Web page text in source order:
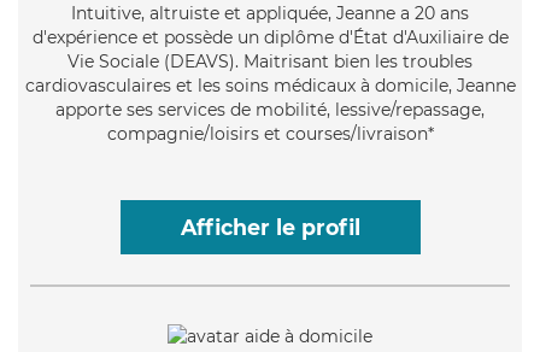
Intuitive, altruiste et appliquée, Jeanne a 20 ans
d'expérience et possède un diplôme d'État d'Auxiliaire de
Vie Sociale (DEAVS). Maitrisant bien les troubles
cardiovasculaires et les soins médicaux à domicile, Jeanne
apporte ses services de mobilité, lessive/repassage,
compagnie/loisirs et courses/livraison*
Afficher le profil